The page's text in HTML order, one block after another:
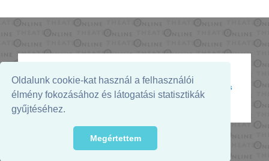
Oldalunk cookie-kat használ a felhasználói
élmény fokozásához és látogatási statisztikák
gyűjtéséhez.
Megértettem
Az oldal megjelenését támogatja:
© 2026. - THEATER Online -theater.hu